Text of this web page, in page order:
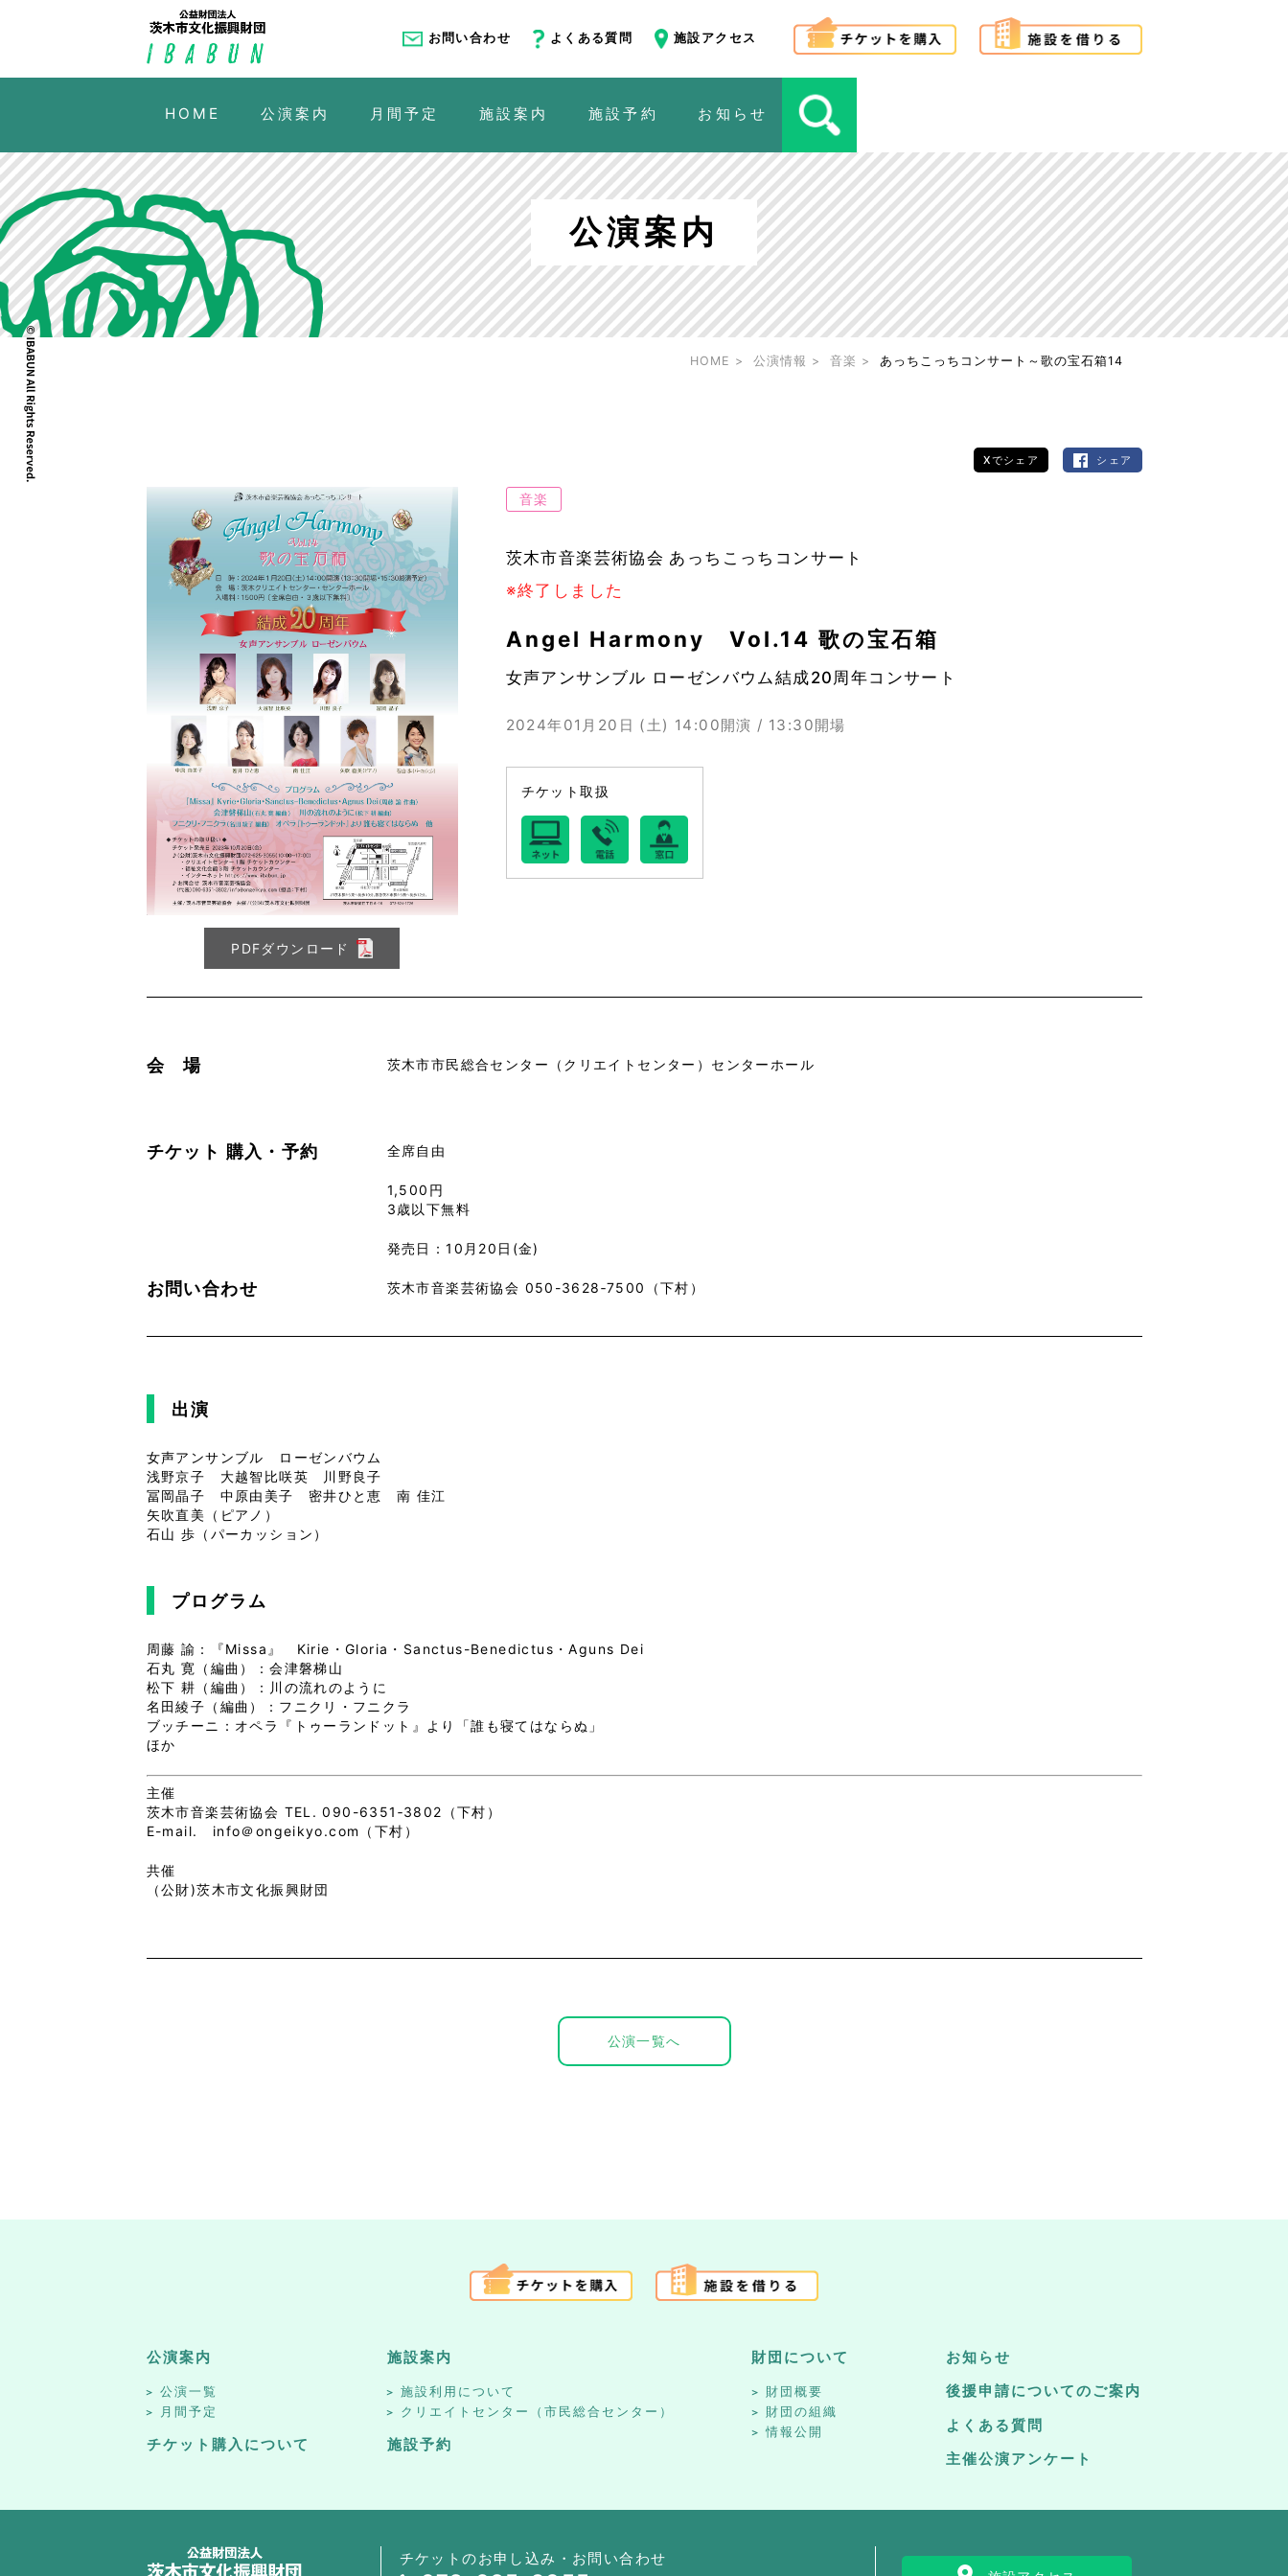
お問い合わせ よくある質問 施設アクセス
HOME 公演案内 月間予定 施設案内 施設予約 お知らせ
公演案内
HOME 公演情報 音楽 あっちこっちコンサート～歌の宝石箱14
Xでシェア シェア
PDFダウンロード
音楽
茨木市音楽芸術協会 あっちこっちコンサート
※終了しました
Angel Harmony Vol.14 歌の宝石箱
女声アンサンブル ローゼンバウム結成20周年コンサート
2024年01月20日 (土) 14:00開演 / 13:30開場
チケット取扱
会 場 茨木市市民総合センター（クリエイトセンター）センターホール
チケット 購入・予約 全席自由
1,500円
3歳以下無料
発売日：10月20日(金)
お問い合わせ 茨木市音楽芸術協会 050-3628‐7500（下村）
出演
女声アンサンブル ローゼンバウム
浅野京子 大越智比咲英 川野良子
冨岡晶子 中原由美子 密井ひと恵 南 佳江
矢吹直美（ピアノ）
石山 歩（パーカッション）
プログラム
周藤 諭：『Missa』 Kirie・Gloria・Sanctus-Benedictus・Aguns Dei
石丸 寛（編曲）：会津磐梯山
松下 耕（編曲）：川の流れのように
名田綾子（編曲）：フニクリ・フニクラ
ブッチーニ：オペラ『トゥーランドット』より「誰も寝てはならぬ」
ほか
主催
茨木市音楽芸術協会 TEL. 090-6351‐3802（下村）
E-mail. info＠ongeikyo.com（下村）
共催
（公財)茨木市文化振興財団
公演一覧へ
公演案内
公演一覧
月間予定
チケット購入について
施設案内
施設利用について
クリエイトセンター（市民総合センター）
施設予約
財団について
財団概要
財団の組織
情報公開
お知らせ
後援申請についてのご案内
よくある質問
主催公演アンケート
チケットのお申し込み・お問い合わせ